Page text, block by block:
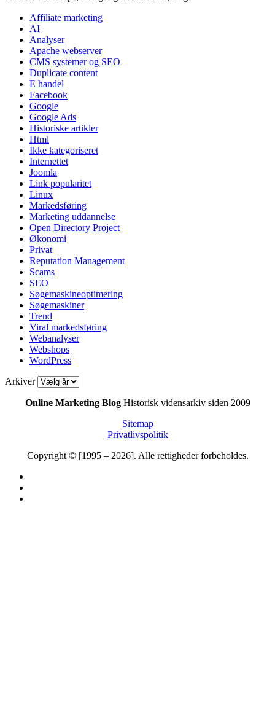
Affiliate marketing
AI
Analyser
Apache webserver
CMS systemer og SEO
Duplicate content
E handel
Facebook
Google
Google Ads
Historiske artikler
Html
Ikke kategoriseret
Internettet
Joomla
Link popularitet
Linux
Markedsføring
Marketing uddannelse
Open Directory Project
Økonomi
Privat
Reputation Management
Scams
SEO
Søgemaskineoptimering
Søgemaskiner
Trend
Viral markedsføring
Webanalyser
Webshops
WordPress
Arkiver
Online Marketing BlogHistorisk vidensarkiv siden 2009
Sitemap
Privatlivspolitik
Copyright © [1995 – 2026]. Alle rettigheder forbeholdes.